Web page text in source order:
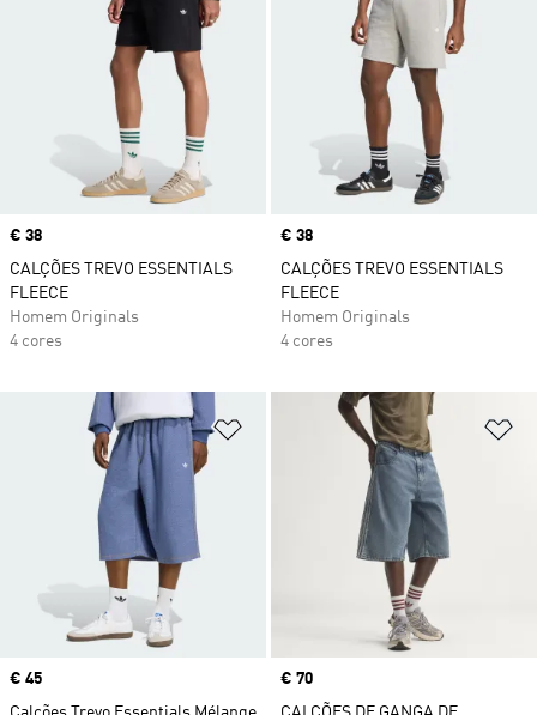
Price
€ 38
CALÇÕES TREVO ESSENTIALS
FLEECE
Homem Originals
4 cores
Price
€ 38
CALÇÕES TREVO ESSENTIALS
FLEECE
Homem Originals
4 cores
Adicionar à Lista de Desejos
Price
€ 45
Price
€ 70